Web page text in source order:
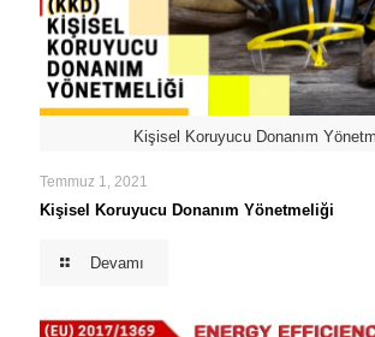
Kişisel Koruyucu Donanım
Temmuz 1, 2021
Kişisel Koruyucu Donanım Yönetmeliği
Devamı